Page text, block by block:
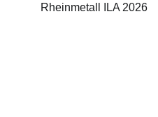
Rheinmetall ILA 2026